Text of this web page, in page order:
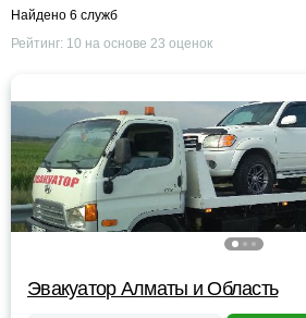
Найдено 6 служб
Рейтинг: 10 на основе 23 оценок
Эвакуатор Алматы и Область